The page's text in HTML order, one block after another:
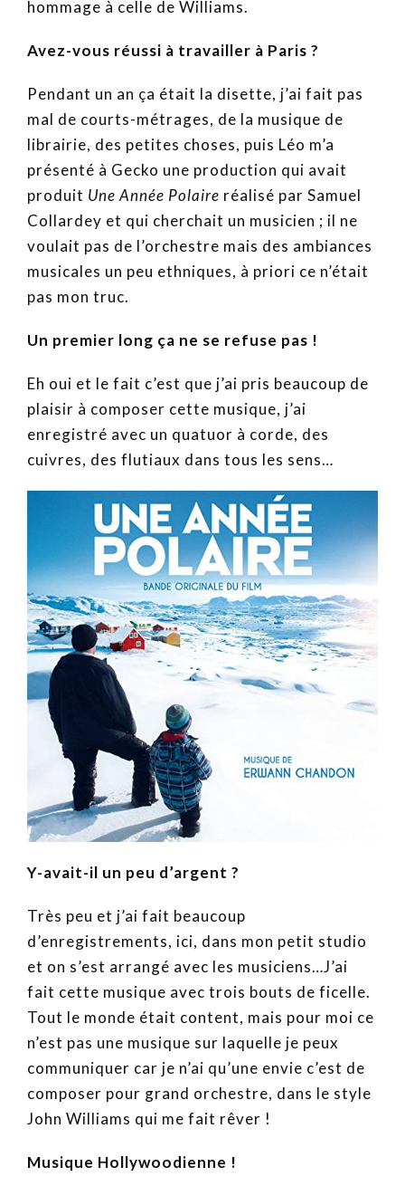
hommage à celle de Williams.
Avez-vous réussi à travailler à Paris ?
Pendant un an ça était la disette, j’ai fait pas
mal de courts-métrages, de la musique de
librairie, des petites choses, puis Léo m’a
présenté à Gecko une production qui avait
produit Une Année Polaire réalisé par Samuel
Collardey et qui cherchait un musicien ; il ne
voulait pas de l’orchestre mais des ambiances
musicales un peu ethniques, à priori ce n’était
pas mon truc.
Un premier long ça ne se refuse pas !
Eh oui et le fait c’est que j’ai pris beaucoup de
plaisir à composer cette musique, j’ai
enregistré avec un quatuor à corde, des
cuivres, des flutiaux dans tous les sens…
Y-avait-il un peu d’argent ?
Très peu et j’ai fait beaucoup
d’enregistrements, ici, dans mon petit studio
et on s’est arrangé avec les musiciens…J’ai
fait cette musique avec trois bouts de ficelle.
Tout le monde était content, mais pour moi ce
n’est pas une musique sur laquelle je peux
communiquer car je n’ai qu’une envie c’est de
composer pour grand orchestre, dans le style
John Williams qui me fait rêver !
Musique Hollywoodienne !